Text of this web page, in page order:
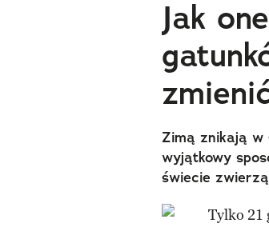
Jak
Zimą znikają
wyjątkowy
świecie